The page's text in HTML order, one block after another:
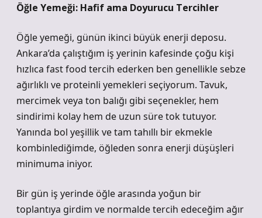
Öğle Yemeği: Hafif ama Doyurucu Tercihler
Öğle yemeği, günün ikinci büyük enerji deposu.
Ankara’da çalıştığım iş yerinin kafesinde çoğu kişi
hızlıca fast food tercih ederken ben genellikle sebze
ağırlıklı ve proteinli yemekleri seçiyorum. Tavuk,
mercimek veya ton balığı gibi seçenekler, hem
sindirimi kolay hem de uzun süre tok tutuyor.
Yanında bol yeşillik ve tam tahıllı bir ekmekle
kombinlediğimde, öğleden sonra enerji düşüşleri
minimuma iniyor.
Bir gün iş yerinde öğle arasında yoğun bir
toplantıya girdim ve normalde tercih edeceğim ağır